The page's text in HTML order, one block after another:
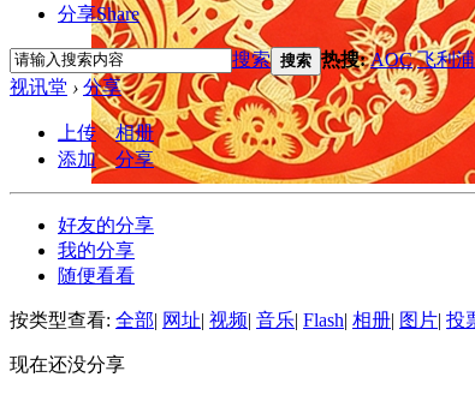
分享Share
搜索 搜索 热搜:AOC 飞利浦
视讯堂 › 分享
上传
相册
添加
分享
好友的分享
我的分享
随便看看
按类型查看: 全部| 网址| 视频| 音乐| Flash| 相册| 图片| 投
现在还没分享